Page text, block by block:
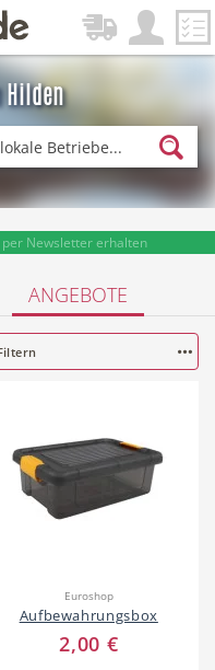
& Wellness
Newsletter erhalten
ANGEBOTE
Euroshop
Aufbewahrungsbox
2,00 €